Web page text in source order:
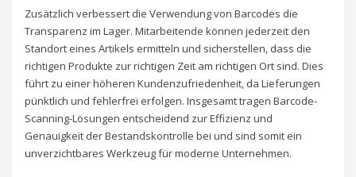
Zusätzlich verbessert die Verwendung von Barcodes die
Transparenz im Lager. Mitarbeitende können jederzeit den
Standort eines Artikels ermitteln und sicherstellen, dass die
richtigen Produkte zur richtigen Zeit am richtigen Ort sind. Dies
führt zu einer höheren Kundenzufriedenheit, da Lieferungen
pünktlich und fehlerfrei erfolgen. Insgesamt tragen Barcode-
Scanning-Lösungen entscheidend zur Effizienz und
Genauigkeit der Bestandskontrolle bei und sind somit ein
unverzichtbares Werkzeug für moderne Unternehmen.